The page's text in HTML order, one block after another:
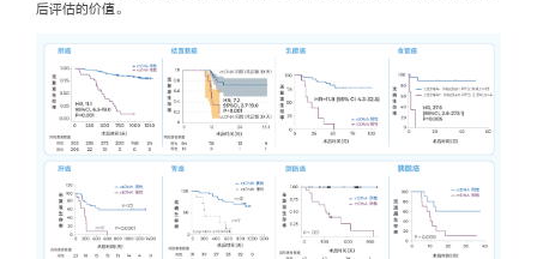
后评估的价值。